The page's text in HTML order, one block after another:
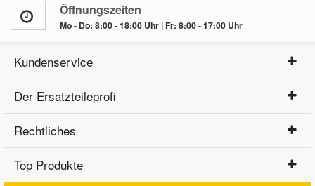
Öffnungszeiten
Mo - Do: 8:00 - 18:00 Uhr | Fr: 8:00 - 17:00 Uhr
Kundenservice
Der Ersatzteileprofi
Rechtliches
Top Produkte